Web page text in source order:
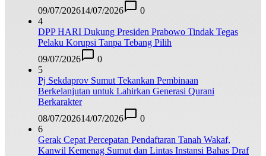
09/07/202614/07/2026
0
4
DPP HARI Dukung Presiden Prabowo Tindak Tegas
Pelaku Korupsi Tanpa Tebang Pilih
09/07/2026
0
5
Pj Sekdaprov Sumut Tekankan Pembinaan
Berkelanjutan untuk Lahirkan Generasi Qurani
Berkarakter
08/07/202614/07/2026
0
6
Gerak Cepat Percepatan Pendaftaran Tanah Wakaf,
Kanwil Kemenag Sumut dan Lintas Instansi Bahas Draf